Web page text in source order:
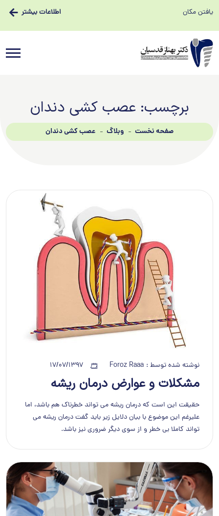
یافتن مکان اطلاعات بیشتر
برچسب:عصب کشی دندان
صفحه نخست وبلاگ عصب کشی دندان
نوشته شده توسط : Foroz Raaa
17/07/1397
مشکلات و عوارض درمان ریشه
حقیقت این است که درمان ریشه می تواند خطرناک هم باشد، اما
علیرغم این موضوع با بیان دلایل زیر باید گفت درمان ریشه می
تواند کاملا بی خطر و از سوی دیگر ضروری نیز باشد.